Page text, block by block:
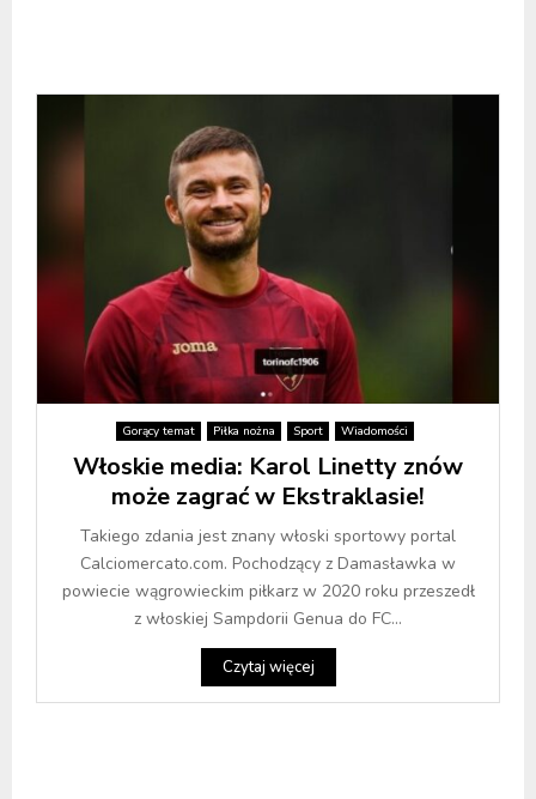
Gorący temat Piłka nożna Sport Wiadomości
Włoskie media: Karol Linetty znów
może zagrać w Ekstraklasie!
Takiego zdania jest znany włoski sportowy portal
Calciomercato.com. Pochodzący z Damasławka w
powiecie wągrowieckim piłkarz w 2020 roku przeszedł
z włoskiej Sampdorii Genua do FC...
Czytaj więcej